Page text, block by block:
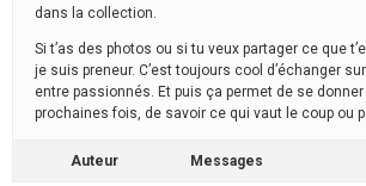
dans la collection.
Si t’as des photos ou si tu veux partager ce que
je suis preneur. C’est toujours cool d’échanger
entre passionnés. Et puis ça permet de se
prochaines fois, de savoir ce qui vaut le coup ou
Auteur Messages